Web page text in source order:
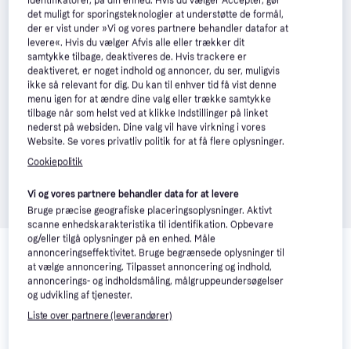
Relaterede produkter
Se vores forslag til andre produkter, der matcher dine
interesser. Vis alle
det muligt for sporingsteknologier at understøtte de formål,
der er vist under »Vi og vores partnere behandler datafor at
levere«. Hvis du vælger Afvis alle eller trækker dit
samtykke tilbage, deaktiveres de. Hvis trackere er
deaktiveret, er noget indhold og annoncer, du ser, muligvis
ikke så relevant for dig. Du kan til enhver tid få vist denne
menu igen for at ændre dine valg eller trække samtykke
tilbage når som helst ved at klikke Indstillinger på linket
nederst på websiden. Dine valg vil have virkning i vores
Website. Se vores privatliv politik for at få flere oplysninger.
Cookiepolitik
Vi og vores partnere behandler data for at levere
Bruge præcise geografiske placeringsoplysninger. Aktivt
scanne enhedskarakteristika til identifikation. Opbevare
og/eller tilgå oplysninger på en enhed. Måle
annonceringseffektivitet. Bruge begrænsede oplysninger til
at vælge annoncering. Tilpasset annoncering og indhold,
annoncerings- og indholdsmåling, målgruppeundersøgelser
og udvikling af tjenester.
Liste over partnere (leverandører)